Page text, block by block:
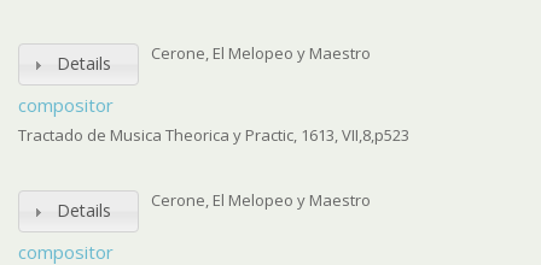
Details
compositor
Cerone, El Melopeo y Maestro
Tractado de Musica Theorica y Practic, 1613, VII,8,p523
Details
compositor
Cerone, El Melopeo y Maestro